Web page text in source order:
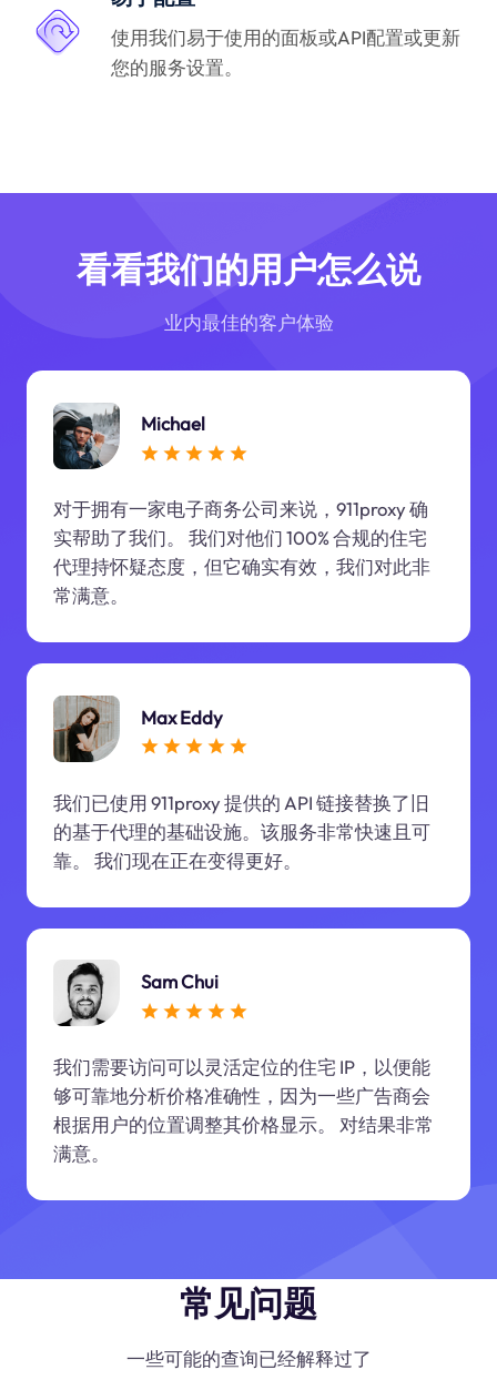
使用我们易于使用的面板或API配置或更新
您的服务设置。
看看我们的用户怎么说
业内最佳的客户体验
Michael
对于拥有一家电子商务公司来说，911proxy 确
实帮助了我们。 我们对他们 100% 合规的住宅
代理持怀疑态度，但它确实有效，我们对此非
常满意。
Max Eddy
我们已使用 911proxy 提供的 API 链接替换了旧
的基于代理的基础设施。该服务非常快速且可
靠。 我们现在正在变得更好。
Sam Chui
我们需要访问可以灵活定位的住宅 IP，以便能
够可靠地分析价格准确性，因为一些广告商会
根据用户的位置调整其价格显示。 对结果非常
满意。
常见问题
一些可能的查询已经解释过了